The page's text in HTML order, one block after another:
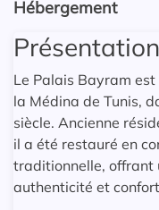
Hébergement
Le Palais Bayram
la Médina de Tunis,
siècle. Ancienne
il a été restauré en
traditionnelle, offrant
authenticité et